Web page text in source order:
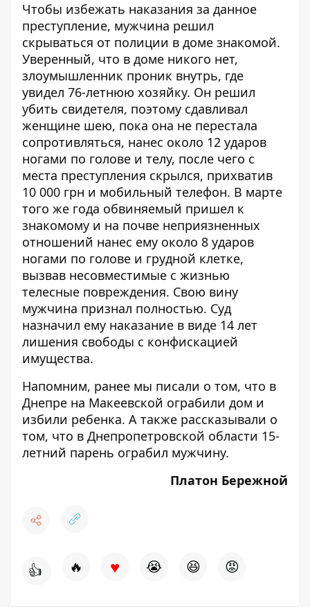
Чтобы избежать наказания за данное
преступление, мужчина решил
скрываться от полиции в доме знакомой.
Уверенный, что в доме никого нет,
злоумышленник проник внутрь, где
увидел 76-летнюю хозяйку. Он решил
убить свидетеля, поэтому сдавливал
женщине шею, пока она не перестала
сопротивляться, нанес около 12 ударов
ногами по голове и телу, после чего с
места преступления скрылся, прихватив
10 000 грн и мобильный телефон. В марте
того же года обвиняемый пришел к
знакомому и на почве неприязненных
отношений нанес ему около 8 ударов
ногами по голове и грудной клетке,
вызвав несовместимые с жизнью
телесные повреждения. Свою вину
мужчина признал полностью. Суд
назначил ему наказание в виде 14 лет
лишения свободы с конфискацией
имущества.
Напомним, ранее мы писали о том, что в
Днепре на Макеевской ограбили дом и
избили ребенка. А также рассказывали о
том, что в Днепропетровской области 15-
летний парень ограбил мужчину.
Платон Бережной
👍 🔥 ♥ 😭 😆 😡